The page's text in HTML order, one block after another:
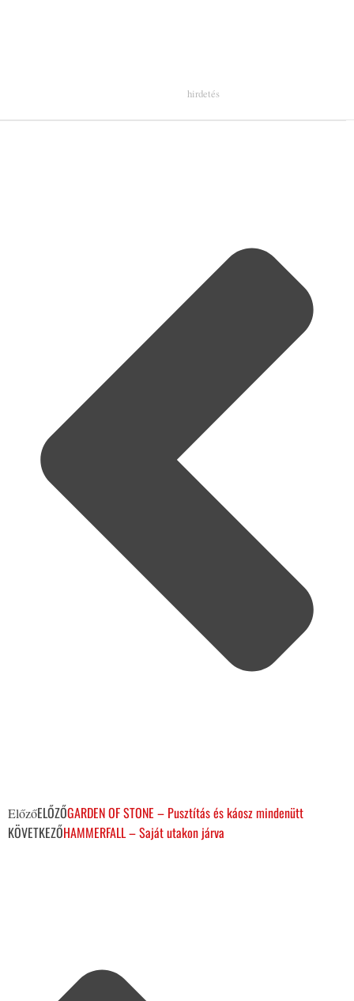
ElőzőELŐZŐGARDEN OF STONE – Pusztítás és káosz mindenütt
KÖVETKEZŐHAMMERFALL – Saját utakon járva